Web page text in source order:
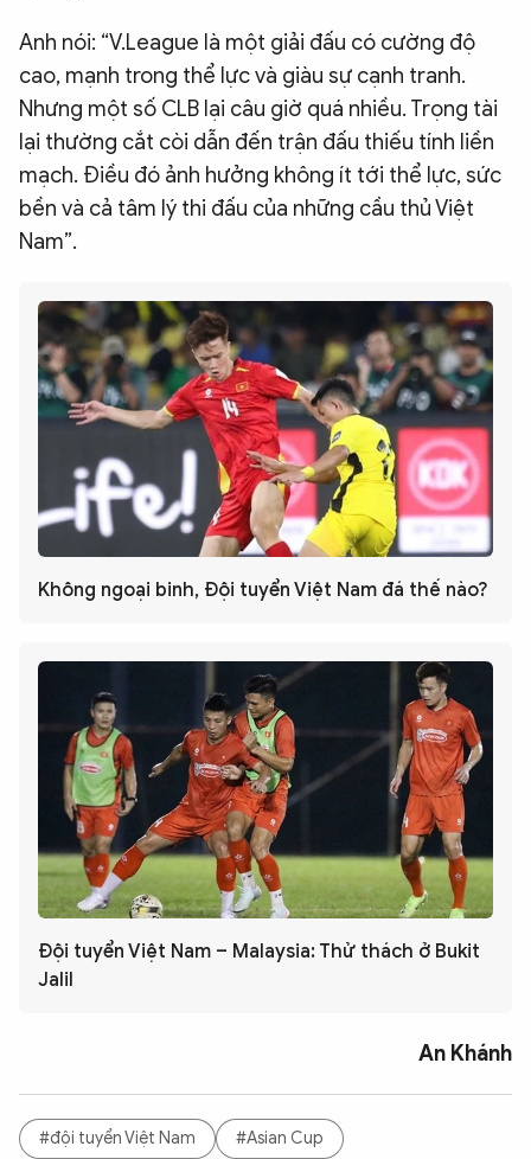
Anh nói: “V.League là một giải đấu có cường độ
cao, mạnh trong thể lực và giàu sự cạnh tranh.
Nhưng một số CLB lại câu giờ quá nhiều. Trọng tài
lại thường cắt còi dẫn đến trận đấu thiếu tính liền
mạch. Điều đó ảnh hưởng không ít tới thể lực, sức
bền và cả tâm lý thi đấu của những cầu thủ Việt
Nam”.
Không ngoại binh, Đội tuyển Việt Nam đá thế nào?
Đội tuyển Việt Nam – Malaysia: Thử thách ở Bukit
Jalil
An Khánh
#đội tuyển Việt Nam #Asian Cup